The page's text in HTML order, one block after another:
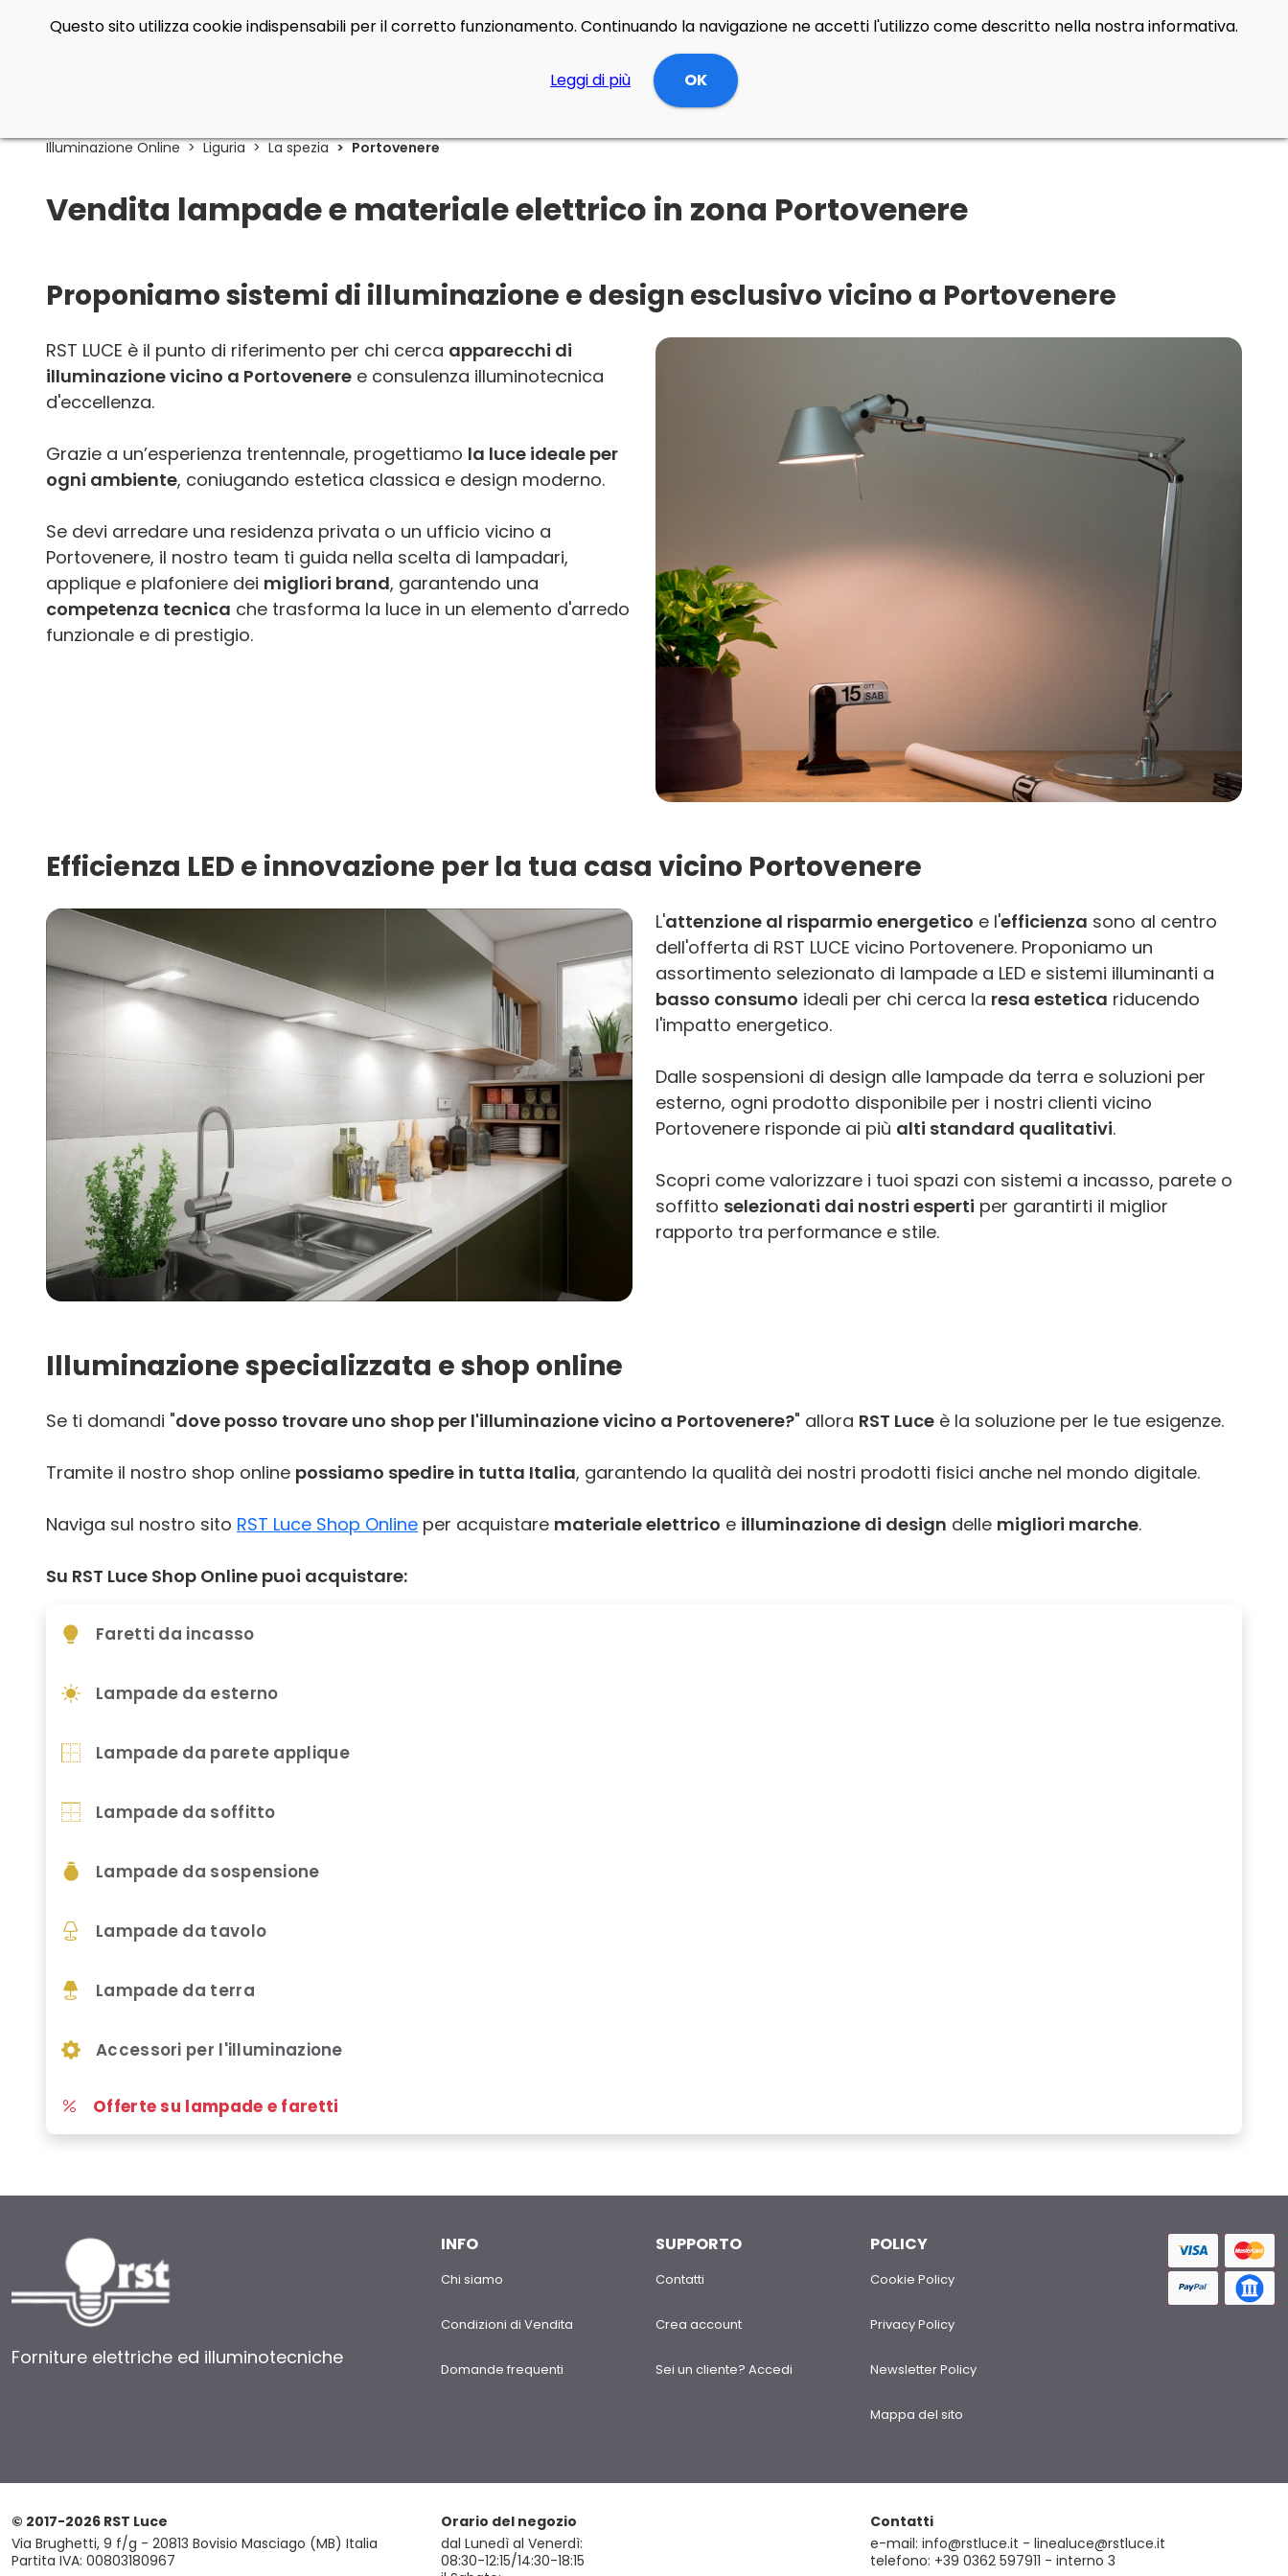
Illuminazione Online Liguria La spezia Portovenere
Vendita lampade e materiale elettrico in zona Portovenere
Proponiamo sistemi di illuminazione e design esclusivo vicino a Portovenere
RST LUCE è il punto di riferimento per chi cerca apparecchi di
illuminazione vicino a Portovenere e consulenza illuminotecnica
d'eccellenza.
Grazie a un’esperienza trentennale, progettiamo la luce ideale per
ogni ambiente, coniugando estetica classica e design moderno.
Se devi arredare una residenza privata o un ufficio vicino a
Portovenere, il nostro team ti guida nella scelta di lampadari,
applique e plafoniere dei migliori brand, garantendo una
competenza tecnica che trasforma la luce in un elemento d'arredo
funzionale e di prestigio.
Efficienza LED e innovazione per la tua casa vicino Portovenere
L'attenzione al risparmio energetico e l'efficienza sono al centro
dell'offerta di RST LUCE vicino Portovenere. Proponiamo un
assortimento selezionato di lampade a LED e sistemi illuminanti a
basso consumo ideali per chi cerca la resa estetica riducendo
l'impatto energetico.
Dalle sospensioni di design alle lampade da terra e soluzioni per
esterno, ogni prodotto disponibile per i nostri clienti vicino
Portovenere risponde ai più alti standard qualitativi.
Scopri come valorizzare i tuoi spazi con sistemi a incasso, parete o
soffitto selezionati dai nostri esperti per garantirti il miglior
rapporto tra performance e stile.
Illuminazione specializzata e shop online
Se ti domandi "dove posso trovare uno shop per l'illuminazione vicino a Portovenere?" allora RST Luce è la soluzione per le tue esigenze.
Tramite il nostro shop online possiamo spedire in tutta Italia, garantendo la qualità dei nostri prodotti fisici anche nel mondo digitale.
Naviga sul nostro sito RST Luce Shop Online per acquistare materiale elettrico e illuminazione di design delle migliori marche.
Su RST Luce Shop Online puoi acquistare:
Faretti da incasso
Lampade da esterno
Lampade da parete applique
Lampade da soffitto
Lampade da sospensione
Lampade da tavolo
Lampade da terra
Accessori per l'illuminazione
Offerte su lampade e faretti
Forniture elettriche ed illuminotecniche
INFO
Chi siamo
Condizioni di Vendita
Domande frequenti
SUPPORTO
Contatti
Crea account
Sei un cliente? Accedi
POLICY
Cookie Policy
Privacy Policy
Newsletter Policy
Mappa del sito
© 2017-2026 RST Luce
Via Brughetti, 9 f/g - 20813 Bovisio Masciago (MB) Italia
Partita IVA: 00803180967
Orario del negozio
dal Lunedì al Venerdì:
08:30-12:15/14:30-18:15
Contatti
e-mail: info@rstluce.it - linealuce@rstluce.it
telefono: +39 0362 597911 - interno 3
Questo sito utilizza cookie indispensabili per il corretto funzionamento. Continuando la navigazione ne accetti l'utilizzo come descritto nella nostra informativa.
Leggi di più OK